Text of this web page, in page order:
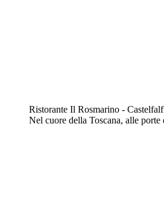
Ristorante Il Rosmarino -
Nel cuore della Toscana, alle